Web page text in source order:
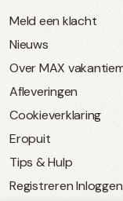
Meld een klacht
Nieuws
Over MAX
Afleveringen
Cookieverklaring
Eropuit
Tips & Hulp
Registreren Inloggen